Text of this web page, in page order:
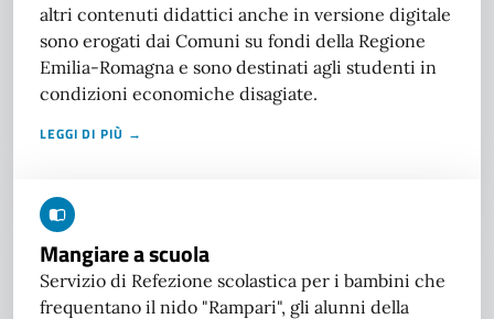
altri contenuti didattici anche in versione digitale
sono erogati dai Comuni su fondi della Regione
Emilia-Romagna e sono destinati agli studenti in
condizioni economiche disagiate.
LEGGI DI PIÙ →
Mangiare a scuola
Servizio di Refezione scolastica per i bambini che
frequentano il nido "Rampari", gli alunni della